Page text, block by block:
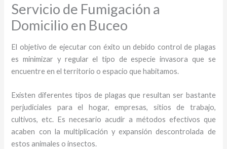
Servicio de Fumigación a
Domicilio en Buceo
El objetivo de ejecutar con éxito un debido control de plagas
es minimizar y regular el tipo de especie invasora que se
encuentre en el territorio o espacio que habitamos.
Existen diferentes tipos de plagas que resultan ser bastante
perjudiciales para el hogar, empresas, sitios de trabajo,
cultivos, etc. Es necesario acudir a métodos efectivos que
acaben con la multiplicación y expansión descontrolada de
estos animales o insectos.